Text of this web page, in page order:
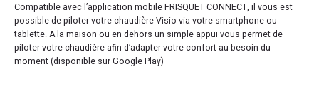
Compatible avec l’application mobile FRISQUET CONNECT, il vous est
possible de piloter votre chaudière Visio via votre smartphone ou
tablette. A la maison ou en dehors un simple appui vous permet de
piloter votre chaudière afin d’adapter votre confort au besoin du
moment (disponible sur Google Play)